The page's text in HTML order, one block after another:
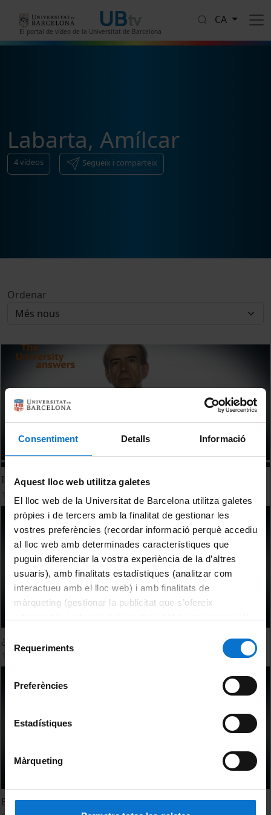
Consentiment Detalls Informació
Aquest lloc web utilitza galetes
El lloc web de la Universitat de Barcelona utilitza galetes
pròpies i de tercers amb la finalitat de gestionar les
vostres preferències (recordar informació perquè accediu
al lloc web amb determinades característiques que
puguin diferenciar la vostra experiència de la d’altres
usuaris), amb finalitats estadístiques (analitzar com
interactueu amb el lloc web) i amb finalitats de
màrqueting (gestionar la publicitat que s’ofereix
consultar laPolítica de galetes del lloc web de la
consentiment
Requeriments
Preferències
Estadístiques
Màrqueting
El portal de vídeo de la Universitat de Barcelona
CA
Labarta, Amílcar
4vídeos Segueix i comparteix
Ordenar
Is nanotechnology integrated in our daily lives?
10 abril, 2015
¿Está la nanotecnología integrada en nuestra vida diaria?
10 abril, 2015
Està la nanotecnologia integrada en la nostra vida diària?